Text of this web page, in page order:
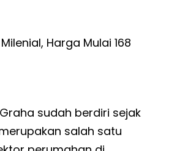
sudah berdiri sejak
salah satu